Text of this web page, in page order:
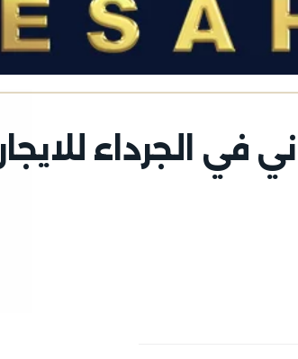
في الجرداء للايجار